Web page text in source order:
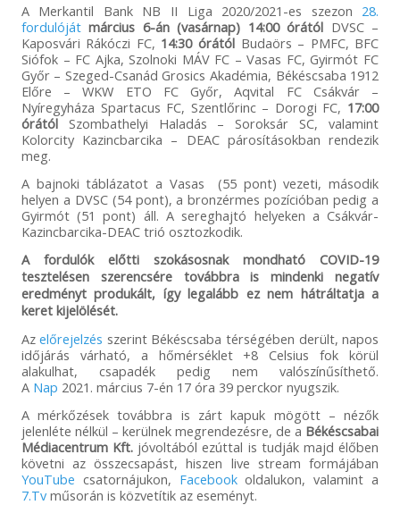
A Merkantil Bank NB II Liga 2020/2021-es szezon 28.
fordulóját március 6-án (vasárnap) 14:00 órától DVSC –
Kaposvári Rákóczi FC, 14:30 órától Budaörs – PMFC, BFC
Siófok – FC Ajka, Szolnoki MÁV FC – Vasas FC, Gyirmót FC
Győr – Szeged-Csanád Grosics Akadémia, Békéscsaba 1912
Előre – WKW ETO FC Győr, Aqvital FC Csákvár –
Nyíregyháza Spartacus FC, Szentlőrinc – Dorogi FC, 17:00
órátólSzombathelyi Haladás – Soroksár SC, valamint
Kolorcity Kazincbarcika – DEAC párosításokban rendezik
meg.
A bajnoki táblázatot a Vasas (55 pont) vezeti, második
helyen a DVSC (54 pont), a bronzérmes pozícióban pedig a
Gyirmót (51 pont) áll. A sereghajtó helyeken a Csákvár-
Kazincbarcika-DEAC trió osztozkodik.
A fordulók előtti szokásosnak mondható COVID-19
tesztelésen szerencsére továbbra is mindenki negatív
eredményt produkált, így legalább ez nem hátráltatja a
keret kijelölését.
Azelőrejelzés szerint Békéscsaba térségében derült, napos
időjárás várható, a hőmérséklet +8 Celsius fok körül
alakulhat, csapadék pedig nem valószínűsíthető.
A Nap 2021. március 7-én 17 óra 39 perckor nyugszik.
A mérkőzések továbbra is zárt kapuk mögött – nézők
jelenléte nélkül – kerülnek megrendezésre, de a Békéscsabai
Médiacentrum Kft. jóvoltából ezúttal is tudják majd élőben
követni az összecsapást, hiszen live stream formájában
YouTube csatornájukon, Facebookoldalukon, valamint a
7.Tvműsorán is közvetítik az eseményt.